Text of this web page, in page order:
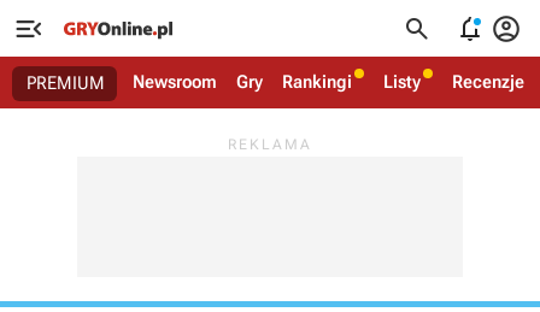
   
PREMIUM Newsroom Gry Rankingi Listy Recenzje